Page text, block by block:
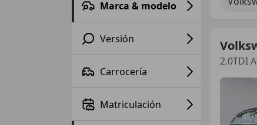
Marca & modelo
Versión
Carrocería
Matriculación
2.0TDI